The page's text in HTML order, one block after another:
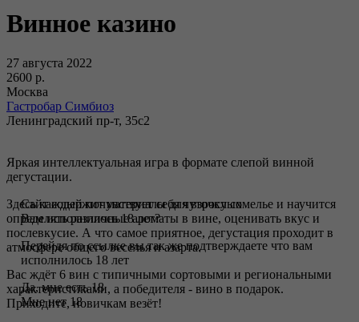
Винное казино
27 августа 2022
2600 р.
Москва
Гастробар Симбиоз
Ленинградский пр-т, 35с2
Яркая интеллектуальная игра в формате слепой винной
дегустации.
Здесь каждый почувствует себя чуточку сомелье и научится
определять различные ароматы в вине, оценивать вкус и
послевкусие. А что самое приятное, дегустация проходит в
атмосфере общего веселья и азарта.
Вас ждёт 6 вин с типичными сортовыми и региональными
характеристиками, а победителя - вино в подарок.
Приходите, новичкам везёт!
Сайт содержит материалы для взрослых
Вам исполнилось 18 лет?
Перейдя по ссылке вы так же подтверждаете что вам
исполнилось 18 лет
Да, мне есть 18
Мне нет 18